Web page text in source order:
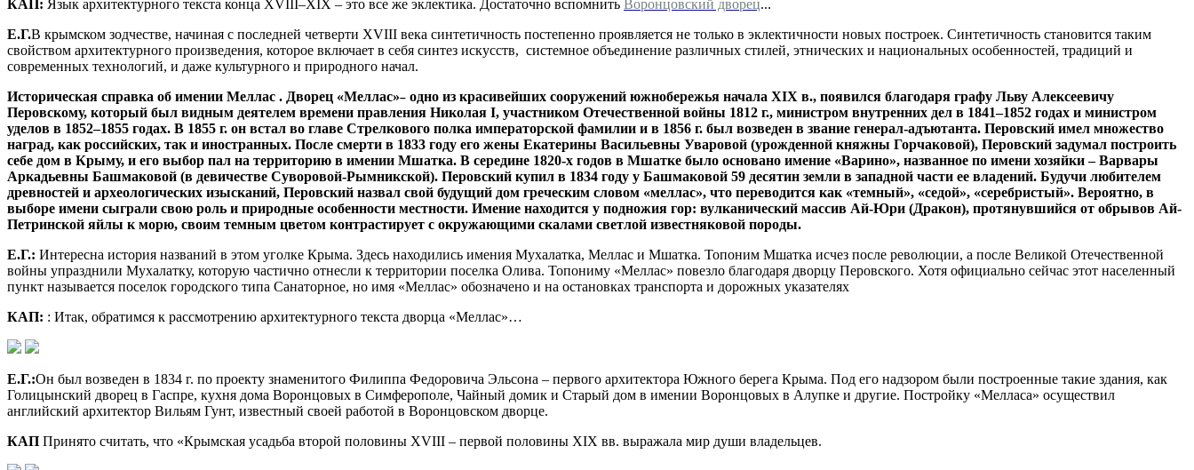
КАП: Язык архитектурного текста конца XVIII–XIX – это все же эклектика. Достаточно вспомнить Воронцовский дворец...
Е.Г.В крымском зодчестве, начиная с последней четверти XVIII века синтетичность постепенно проявляется не только в эклектичности новых построек. Синтетичность становится таким
свойством архитектурного произведения, которое включает в себя синтез искусств, системное объединение различных стилей, этнических и национальных особенностей, традиций и
современных технологий, и даже культурного и природного начал.
Историческая справка об имении Меллас . Дворец «Меллас»– одно из красивейших сооружений южнобережья начала XIX в., появился благодаря графу Льву Алексеевичу
Перовскому, который был видным деятелем времени правления Николая I, участником Отечественной войны 1812 г., министром внутренних дел в 1841–1852 годах и министром
уделов в 1852–1855 годах. В 1855 г. он встал во главе Стрелкового полка императорской фамилии и в 1856 г. был возведен в звание генерал-адъютанта. Перовский имел множество
наград, как российских, так и иностранных. После смерти в 1833 году его жены Екатерины Васильевны Уваровой (урожденной княжны Горчаковой), Перовский задумал построить
себе дом в Крыму, и его выбор пал на территорию в имении Мшатка. В середине 1820-х годов в Мшатке было основано имение «Варино», названное по имени хозяйки – Варвары
Аркадьевны Башмаковой (в девичестве Суворовой-Рымникской). Перовский купил в 1834 году у Башмаковой 59 десятин земли в западной части ее владений. Будучи любителем
древностей и археологических изысканий, Перовский назвал свой будущий дом греческим словом «меллас», что переводится как «темный», «седой», «серебристый». Вероятно, в
выборе имени сыграли свою роль и природные особенности местности. Имение находится у подножия гор: вулканический массив Ай-Юри (Дракон), протянувшийся от обрывов Ай-
Петринской яйлы к морю, своим темным цветом контрастирует с окружающими скалами светлой известняковой породы.
Е.Г.: Интересна история названий в этом уголке Крыма. Здесь находились имения Мухалатка, Меллас и Мшатка. Топоним Мшатка исчез после революции, а после Великой Отечественной
войны упразднили Мухалатку, которую частично отнесли к территории поселка Олива. Топониму «Меллас» повезло благодаря дворцу Перовского. Хотя официально сейчас этот населенный
пункт называется поселок городского типа Санаторное, но имя «Меллас» обозначено и на остановках транспорта и дорожных указателях
КАП: : Итак, обратимся к рассмотрению архитектурного текста дворца «Меллас»…
Е.Г.:Он был возведен в 1834 г. по проекту знаменитого Филиппа Федоровича Эльсона – первого архитектора Южного берега Крыма. Под его надзором были построенные такие здания, как
Голицынский дворец в Гаспре, кухня дома Воронцовых в Симферополе, Чайный домик и Старый дом в имении Воронцовых в Алупке и другие. Постройку «Мелласа» осуществил
английский архитектор Вильям Гунт, известный своей работой в Воронцовском дворце.
КАП Принято считать, что «Крымская усадьба второй половины XVIII – первой половины XIX вв. выражала мир души владельцев.